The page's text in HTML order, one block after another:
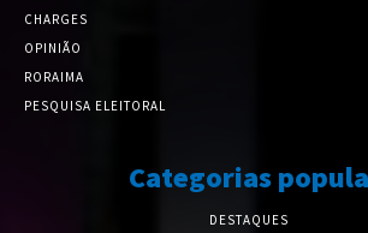
CHARGES
OPINIÃO
RORAIMA
PESQUISA ELEITORAL
Categorias
DESTAQUES